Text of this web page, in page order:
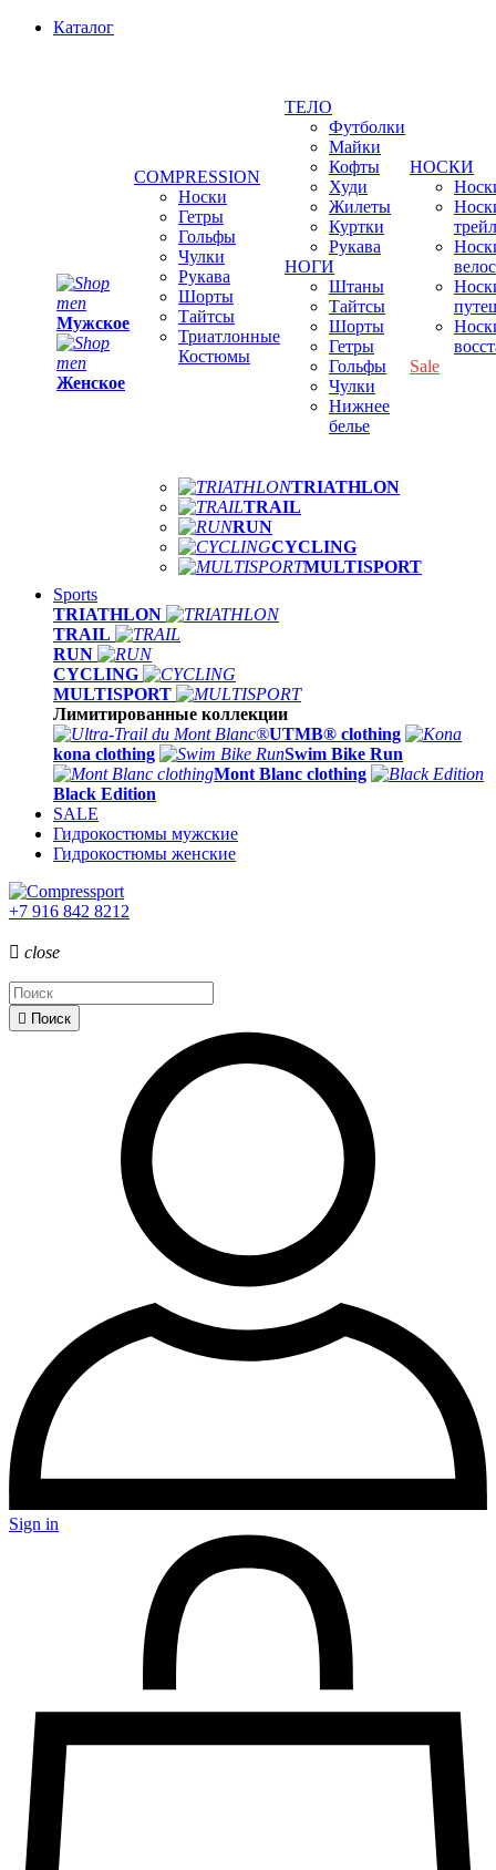
Каталог
Мужское
Женское
COMPRESSION
Носки
Гетры
Гольфы
Чулки
Рукава
Шорты
Тайтсы
Триатлонные
Костюмы
ТЕЛО
Футболки
Майки
Кофты
Худи
Жилеты
Куртки
Рукава
НОГИ
Штаны
Тайтсы
Шорты
Гетры
Гольфы
Чулки
Нижнее
белье
НОСКИ
Sale
TRIATHLON
TRAIL
RUN
CYCLING
MULTISPORT
Sports
TRIATHLON
TRAIL
RUN
CYCLING
MULTISPORT
Лимитированные коллекции
UTMB® clothing
kona clothing
Swim Bike Run
Mont Blanc clothing
Black Edition
SALE
Гидрокостюмы мужские
Гидрокостюмы женские
+7 916 842 8212
 close
 Поиск
Sign in